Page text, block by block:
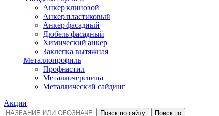
Анкер клиновой
Анкер пластиковый
Анкер фасадный
Дюбель фасадный
Химический анкер
Заклепка вытяжная
Металлопрофиль
Профнастил
Металлочерепица
Металлический сайдинг
Акции
Поиск по сайту
Поиск по